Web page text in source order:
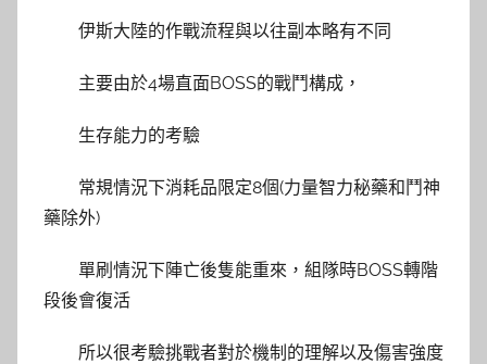
伊斯大陸的作戰流程與以往副本略有不同
主要由於4場直面BOSS的戰鬥構成，
生存能力的考驗
常規情況下消耗品限定8個(力量智力秘藥和鬥神
藥除外)
單刷情況下陣亡後隻能重來，組隊時BOSS轉階
段後會復活
所以很考驗挑戰者對於機制的理解以及傷害強度